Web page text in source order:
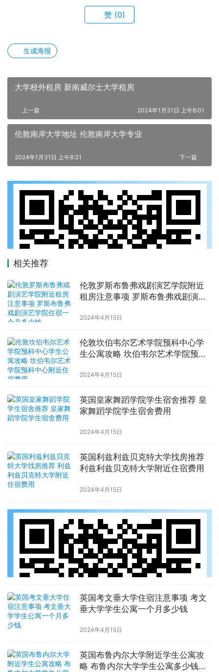
赞 (0)
生成海报
大学校外租房 新南威尔士大学租房
上一篇 2024年1月31日 上午8:01
伦敦南岸大学地址 伦敦南岸大学专业
下一篇
2024年1月31日 上午8:31
相关推荐
伦敦罗斯布鲁弗戏剧演艺学院附近
租房注意事项 罗斯布鲁弗戏剧演艺
2024年4月15日
伦敦坎伯韦尔艺术学院预科中心学
生公寓攻略 坎伯韦尔艺术学院预科
2024年4月15日
英国皇家舞蹈学院学生宿舍推荐 皇
家舞蹈学院学生宿舍费用
2024年4月15日
英国利兹利兹贝克特大学找房推荐
利兹利兹贝克特大学附近住宿费用
2024年4月15日
英国考文垂大学住宿注意事项 考文
垂大学学生公寓一个月多少钱
2024年4月15日
英国布鲁内尔大学附近学生公寓攻
略 布鲁内尔大学学生公寓多少钱一